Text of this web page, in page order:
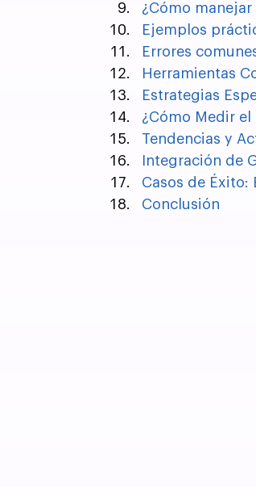
¿Cómo
Ejemplos
Errores
Herramientas
Estrategias
¿Cómo Medir el
Tendencias y
Integración de
Casos de Éxito:
Conclusión